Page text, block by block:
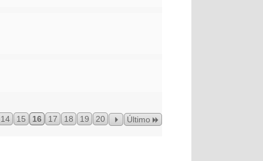
14 15 16 17 18 19 20 Último